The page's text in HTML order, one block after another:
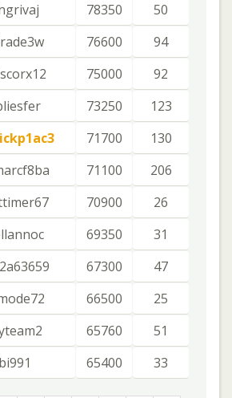
78350
50
76600
94
75000
92
73250
123
71700
130
71100
206
70900
26
69350
31
67300
47
66500
25
65760
51
65400 33